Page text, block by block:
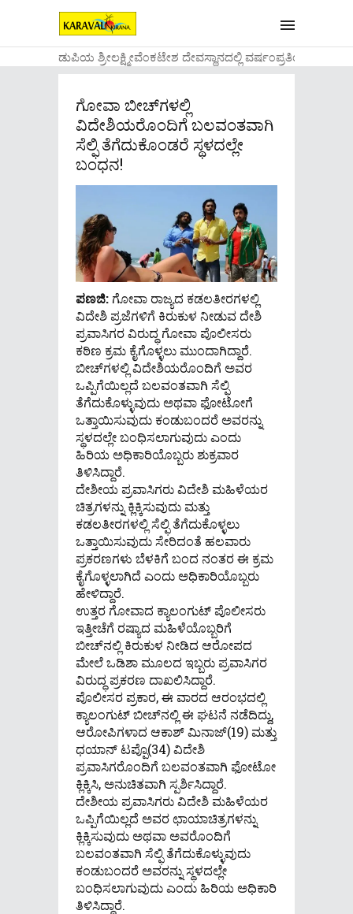
....ಉಡುಪಿಯ ಶ್ರೀಲಕ್ಷ್ಮೀವೆ೦ಕಟೇಶ ದೇವಸ್ಥಾನದಲ್ಲಿ ವರ್ಷ೦ಪ್ರತಿಯ
ಗೋವಾ ಬೀಚ್‌ಗಳಲ್ಲಿ
ವಿದೇಶಿಯರೊಂದಿಗೆ ಬಲವಂತವಾಗಿ
ಸೆಲ್ಫಿ ತೆಗೆದುಕೊಂಡರೆ ಸ್ಥಳದಲ್ಲೇ
ಬಂಧನ!
ಪಣಜಿ: ಗೋವಾ ರಾಜ್ಯದ ಕಡಲತೀರಗಳಲ್ಲಿ
ವಿದೇಶಿ ಪ್ರಜೆಗಳಿಗೆ ಕಿರುಕುಳ ನೀಡುವ ದೇಶಿ
ಪ್ರವಾಸಿಗರ ವಿರುದ್ಧ ಗೋವಾ ಪೊಲೀಸರು
ಕಠಿಣ ಕ್ರಮ ಕೈಗೊಳ್ಳಲು ಮುಂದಾಗಿದ್ದಾರೆ.
ಬೀಚ್‌ಗಳಲ್ಲಿ ವಿದೇಶಿಯರೊಂದಿಗೆ ಅವರ
ಒಪ್ಪಿಗೆಯಿಲ್ಲದೆ ಬಲವಂತವಾಗಿ ಸೆಲ್ಫಿ
ತೆಗೆದುಕೊಳ್ಳುವುದು ಅಥವಾ ಫೋಟೋಗೆ
ಒತ್ತಾಯಿಸುವುದು ಕಂಡುಬಂದರೆ ಅವರನ್ನು
ಸ್ಥಳದಲ್ಲೇ ಬಂಧಿಸಲಾಗುವುದು ಎಂದು
ಹಿರಿಯ ಅಧಿಕಾರಿಯೊಬ್ಬರು ಶುಕ್ರವಾರ
ತಿಳಿಸಿದ್ದಾರೆ.
ದೇಶೀಯ ಪ್ರವಾಸಿಗರು ವಿದೇಶಿ ಮಹಿಳೆಯರ
ಚಿತ್ರಗಳನ್ನು ಕ್ಲಿಕ್ಕಿಸುವುದು ಮತ್ತು
ಕಡಲತೀರಗಳಲ್ಲಿ ಸೆಲ್ಫಿ ತೆಗೆದುಕೊಳ್ಳಲು
ಒತ್ತಾಯಿಸುವುದು ಸೇರಿದಂತೆ ಹಲವಾರು
ಪ್ರಕರಣಗಳು ಬೆಳಕಿಗೆ ಬಂದ ನಂತರ ಈ ಕ್ರಮ
ಕೈಗೊಳ್ಳಲಾಗಿದೆ ಎಂದು ಅಧಿಕಾರಿಯೊಬ್ಬರು
ಹೇಳಿದ್ದಾರೆ.
ಉತ್ತರ ಗೋವಾದ ಕ್ಯಾಲಂಗುಟ್ ಪೊಲೀಸರು
ಇತ್ತೀಚೆಗೆ ರಷ್ಯಾದ ಮಹಿಳೆಯೊಬ್ಬರಿಗೆ
ಬೀಚ್‌ನಲ್ಲಿ ಕಿರುಕುಳ ನೀಡಿದ ಆರೋಪದ
ಮೇಲೆ ಒಡಿಶಾ ಮೂಲದ ಇಬ್ಬರು ಪ್ರವಾಸಿಗರ
ವಿರುದ್ಧ ಪ್ರಕರಣ ದಾಖಲಿಸಿದ್ದಾರೆ.
ಪೊಲೀಸರ ಪ್ರಕಾರ, ಈ ವಾರದ ಆರಂಭದಲ್ಲಿ
ಕ್ಯಾಲಂಗುಟ್ ಬೀಚ್‌ನಲ್ಲಿ ಈ ಘಟನೆ ನಡೆದಿದ್ದು,
ಆರೋಪಿಗಳಾದ ಆಕಾಶ್ ಮಿನಾಜ್(19) ಮತ್ತು
ಧಯಾನ್ ಟಪ್ಪೊ(34) ವಿದೇಶಿ
ಪ್ರವಾಸಿಗರೊಂದಿಗೆ ಬಲವಂತವಾಗಿ ಫೋಟೋ
ಕ್ಲಿಕ್ಕಿಸಿ, ಅನುಚಿತವಾಗಿ ಸ್ಪರ್ಶಿಸಿದ್ದಾರೆ.
ದೇಶೀಯ ಪ್ರವಾಸಿಗರು ವಿದೇಶಿ ಮಹಿಳೆಯರ
ಒಪ್ಪಿಗೆಯಿಲ್ಲದೆ ಅವರ ಛಾಯಾಚಿತ್ರಗಳನ್ನು
ಕ್ಲಿಕ್ಕಿಸುವುದು ಅಥವಾ ಅವರೊಂದಿಗೆ
ಬಲವಂತವಾಗಿ ಸೆಲ್ಫಿ ತೆಗೆದುಕೊಳ್ಳುವುದು
ಕಂಡುಬಂದರೆ ಅವರನ್ನು ಸ್ಥಳದಲ್ಲೇ
ಬಂಧಿಸಲಾಗುವುದು ಎಂದು ಹಿರಿಯ ಅಧಿಕಾರಿ
ತಿಳಿಸಿದ್ದಾರೆ.